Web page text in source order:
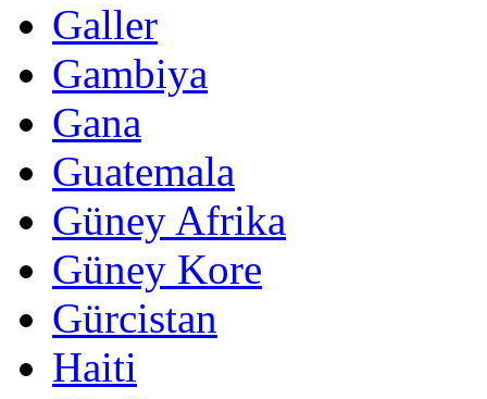
Galler
Gambiya
Gana
Guatemala
Güney Afrika
Güney Kore
Gürcistan
Haiti